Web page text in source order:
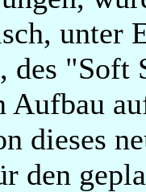
unter
des "Soft
Aufbau
dieses
den